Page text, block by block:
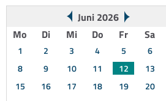
Juni 2026
Mo
Di Mi Do Fr Sa
1 2 3 4 5 6
8
9 10 11 12 13
15
16 17 18 19 20